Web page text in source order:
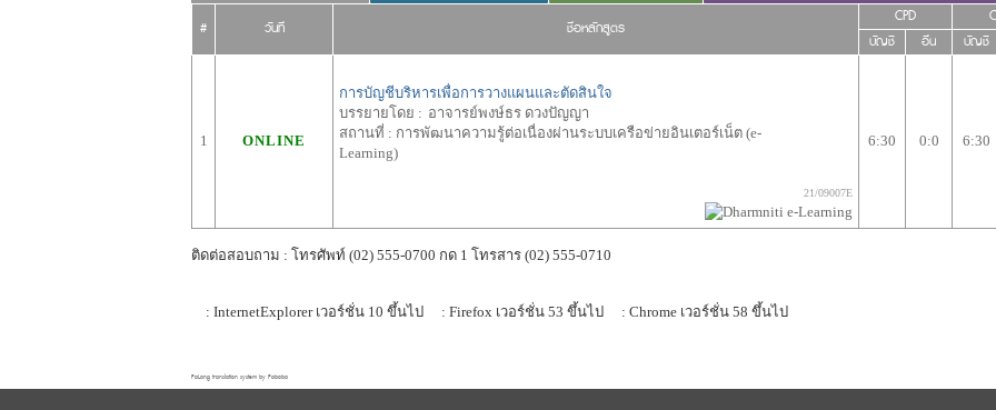
# วันที่ ชื่อหลักสูตร
CPD
บัญชี อื่น บัญชี
1 ONLINE
การบัญชีบริหารเพื่อการวางแผนและตัดสินใจ
บรรยายโดย : อาจารย์พงษ์ธร ดวงปัญญา
สถานที่ : การพัฒนาความรู้ต่อเนื่องผ่านระบบเครือข่ายอินเตอร์เน็ต (e-
Learning)
21/09007E
6:30 0:0 6:30
ติดต่อสอบถาม : โทรศัพท์ (02) 555-0700 กด 1 โทรสาร (02) 555-0710
: InternetExplorer เวอร์ชั่น 10 ขึ้นไป : Firefox เวอร์ชั่น 53 ขึ้นไป : Chrome เวอร์ชั่น 58 ขึ้นไป
FaLang translation system by Faboba